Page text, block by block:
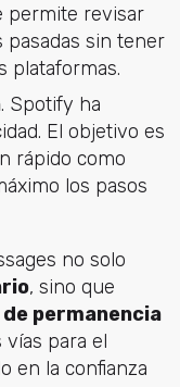
permite revisar
sin tener
plataformas.
. Spotify ha
El objetivo es
rápido como
los pasos
no solo
, sino que
permanencia
para el
en la confianza